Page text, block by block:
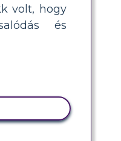
volt, hogy
és